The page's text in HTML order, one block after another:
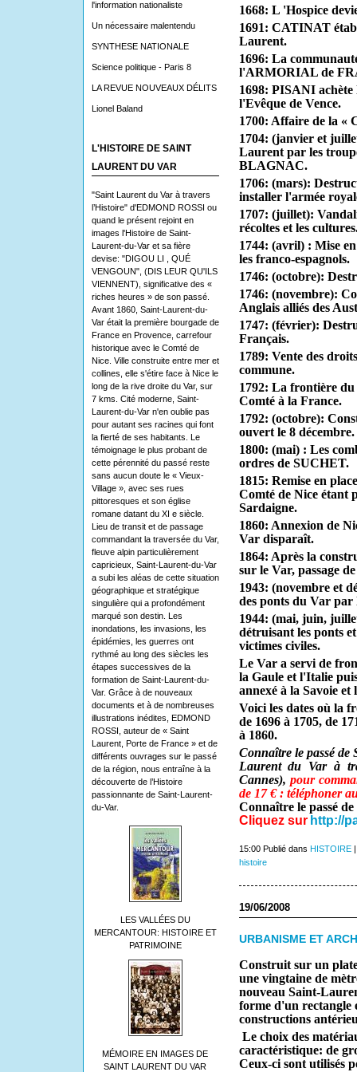
l'information nationaliste
Un nécessaire malentendu
SYNTHESE NATIONALE
Science politique - Paris 8
LA REVUE NOUVEAUX DÉLITS
Lionel Baland
L'HISTOIRE DE SAINT
LAURENT DU VAR
"Saint Laurent du Var à travers
l’Histoire" d'EDMOND ROSSI ou
quand le présent rejoint en
images l'Histoire de Saint-
Laurent-du-Var et sa fière
devise: "DIGOU LI , QUÉ
VENGOUN", (DIS LEUR QU'ILS
VIENNENT), significative des «
riches heures » de son passé.
Avant 1860, Saint-Laurent-du-
Var était la première bourgade de
France en Provence, carrefour
historique avec le Comté de
Nice. Ville construite entre mer et
collines, elle s'étire face à Nice le
long de la rive droite du Var, sur
7 kms. Cité moderne, Saint-
Laurent-du-Var n'en oublie pas
pour autant ses racines qui font
la fierté de ses habitants. Le
témoignage le plus probant de
cette pérennité du passé reste
sans aucun doute le « Vieux-
Village », avec ses rues
pittoresques et son église
romane datant du XI e siècle.
Lieu de transit et de passage
commandant la traversée du Var,
fleuve alpin particulièrement
capricieux, Saint-Laurent-du-Var
a subi les aléas de cette situation
géographique et stratégique
singulière qui a profondément
marqué son destin. Les
inondations, les invasions, les
épidémies, les guerres ont
rythmé au long des siècles les
étapes successives de la
formation de Saint-Laurent-du-
Var. Grâce à de nouveaux
documents et à de nombreuses
illustrations inédites, EDMOND
ROSSI, auteur de « Saint
Laurent, Porte de France » et de
différents ouvrages sur le passé
de la région, nous entraîne à la
découverte de l’Histoire
passionnante de Saint-Laurent-
du-Var.
LES VALLÉES DU
MERCANTOUR: HISTOIRE ET
PATRIMOINE
MÉMOIRE EN IMAGES DE
SAINT LAURENT DU VAR
1668: L 'Hospice
1691: CATINAT
Lau­rent.
1696: La
l'ARMORIAL de
1698: PISANI
l'Evêque de Vence.
1700: Affaire de la «
1704: (janvier et
Laurent par les
BLAGNAC.
1706: (mars):
installer l'armée
1707: (juillet):
récoltes et les
1744: (avril) : Mise
les franco-espagnols.
1746: (octobre):
1746: (novembre):
Anglais alliés des
1747: (février):
Français.
1789: Vente des
commune.
1792: La frontière
Comté à la France.
1792: (octobre):
ouvert le 8 décembre.
1800: (mai) : Les
ordres de SUCHET.
1815: Remise en
Comté de Nice étant
Sardaigne.
1860: Annexion de
Var disparaît.
1864: Après la
sur le Var, passage
1943: (novembre et
des ponts du Var par
1944: (mai, juin,
détruisant les ponts
victimes civiles.
Le Var a servi de
la Gaule et l'Italie
annexé à la Savoie et
Voici les dates où la
de 1696 à 1705, de
à 1860.
Connaître le passé
Laurent du Var à
Cannes), pour
de 17 € : téléphoner
Connaître le passé
Cliquez sur http://
15:00 Publié dans HISTOIRE
histoire
19/06/2008
URBANISME ET
Construit sur un
une vingtaine de
nouveau Saint-
forme d'un rectangle
constructions
Le choix des
caractéristique: de
Ceux-ci sont utilisés